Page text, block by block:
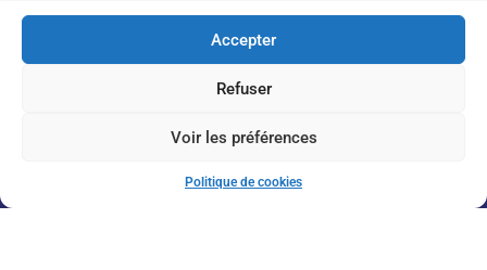
Accepter
Refuser
Voir les préférences
Politique de cookies
17 av Shakespeare 06000 Nice